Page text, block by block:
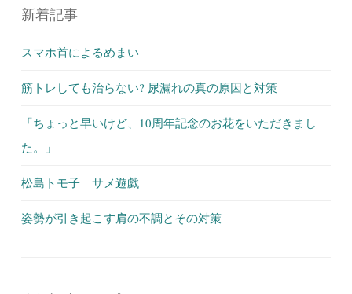
新着記事
スマホ首によるめまい
筋トレしても治らない? 尿漏れの真の原因と対策
「ちょっと早いけど、10周年記念のお花をいただきまし
た。」
松島トモ子 サメ遊戯
姿勢が引き起こす肩の不調とその対策